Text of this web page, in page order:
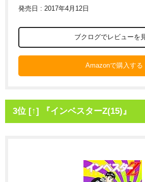
発売日 : 2017年4月12日
ブクログでレビューを
Amazonで購入する
3位 [↑] 『インベスターZ(15)』